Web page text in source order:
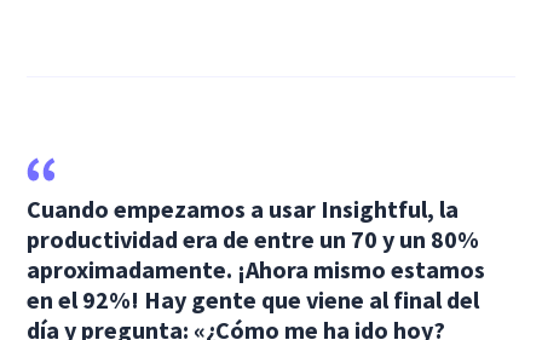
Cuando empezamos a usar Insightful, la
productividad era de entre un 70 y un 80%
aproximadamente. ¡Ahora mismo estamos
en el 92%! Hay gente que viene al final del
día y pregunta: «¿Cómo me ha ido hoy?